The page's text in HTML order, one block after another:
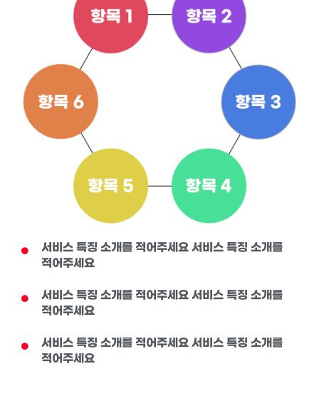
서비스 특징 소개를 적어주세요 서비스 특징 소개를
적어주세요
서비스 특징 소개를 적어주세요 서비스 특징 소개를
적어주세요
서비스 특징 소개를 적어주세요 서비스 특징 소개를
적어주세요